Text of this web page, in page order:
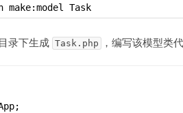
Task
目录下生成 Task.php ，编写该模型类